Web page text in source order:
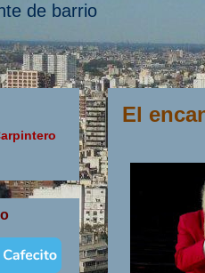
de barrio
El